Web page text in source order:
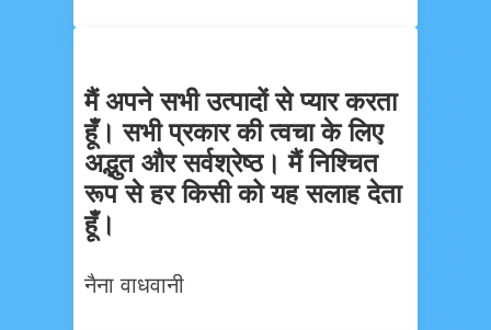
मैं अपने सभी उत्पादों से प्यार करता
हूँ। सभी प्रकार की त्वचा के लिए
अद्भुत और सर्वश्रेष्ठ। मैं निश्चित
रूप से हर किसी को यह सलाह देता
हूँ।
नैना वाधवानी